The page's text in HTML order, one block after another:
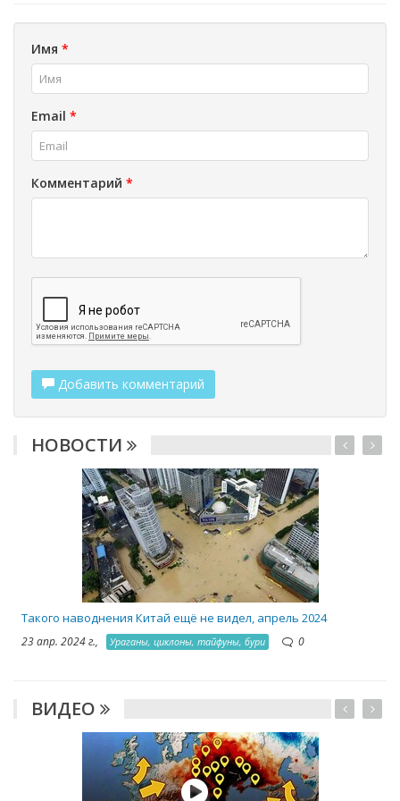
Имя *
Email *
Комментарий *
Добавить комментарий
НОВОСТИ
Такого наводнения Китай ещё не видел, апрель 2024
23 апр. 2024 г., Ураганы, циклоны, тайфуны, бури 0
ВИДЕО